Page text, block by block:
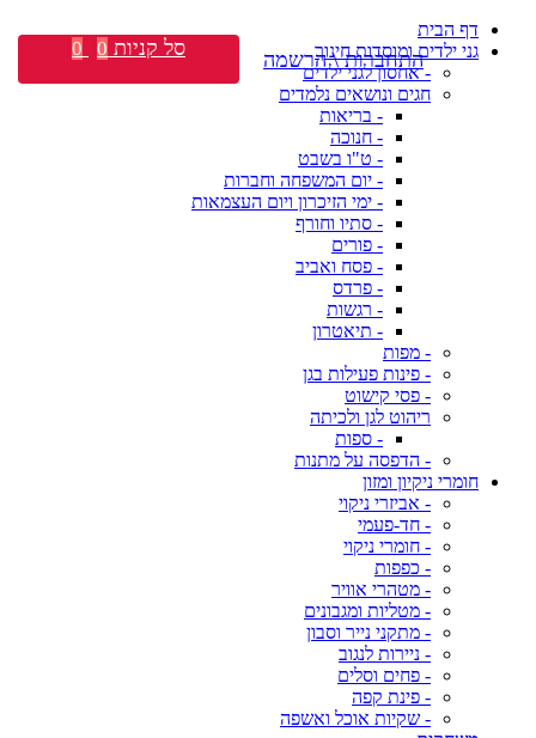
דף הבית
גני ילדים ומוסדות חינוך
- אחסון לגני ילדים
חגים ונושאים נלמדים
- בריאות
- חנוכה
- ט"ו בשבט
- יום המשפחה וחברות
- ימי הזיכרון ויום העצמאות
- סתיו וחורף
- פורים
- פסח ואביב
- פרדס
- רגשות
- תיאטרון
- מפות
- פינות פעילות בגן
- פסי קישוט
ריהוט לגן ולכיתה
- ספות
- הדפסה על מתנות
חומרי ניקיון ומזון
- אביזרי ניקוי
- חד-פעמי
- חומרי ניקוי
- כפפות
- מטהרי אוויר
- מטליות ומגבונים
- מתקני נייר וסבון
- ניירות לנגוב
- פחים וסלים
- פינת קפה
- שקיות אוכל ואשפה
התחברות \ הרשמה סל קניות 0
0